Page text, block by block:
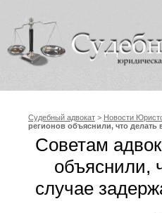
Судебный адвокат > Новости
регионов объяснили, что делать
Советам
объяснили,
случае